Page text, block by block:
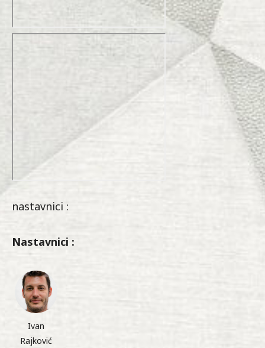
nastavnici :
Nastavnici :
Ivan
Rajković